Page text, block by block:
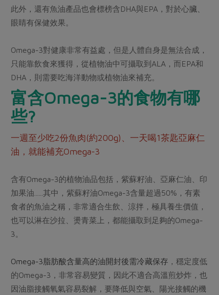
此外，還有魚油產品也會標榜含DHA與EPA，對於心臟、
眼睛有保健效果。
Omega-3對健康非常有益處，但是人體自身是無法合成，
只能靠飲食來獲得，從植物油中可攝取到ALA，而EPA和
DHA，則需要吃海洋動物或植物油來補充。
富含Omega-3的食物有哪
些?
一週至少吃2份魚肉(約200g)、一天喝1茶匙亞麻仁
油，就能補充Omega-3
含有Omega-3的植物油品包括，紫蘇籽油、亞麻仁油、印
加果油......其中，紫蘇籽油Omega-3含量超過50%，有素
食者的魚油之稱，非常適合生飲、涼拌，極具養生價值，
也可以淋在沙拉、燙青菜上，都能攝取到足夠的Omega-
3。
Omega-3脂肪酸含量高的油開封後需冷藏保存 ，穩定度低
的Omega-3，非常容易變質，因此不適合高溫煎炒炸，也
因油脂接觸氧氣容易裂解，要降低與空氣、陽光接觸的機